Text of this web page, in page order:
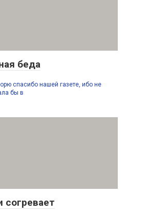
беда
спасибо нашей газете, ибо не
бы в
согревает